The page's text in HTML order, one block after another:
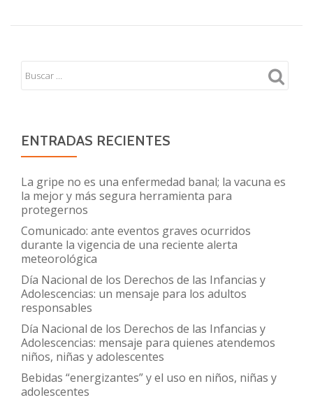
ENTRADAS RECIENTES
La gripe no es una enfermedad banal; la vacuna es
la mejor y más segura herramienta para
protegernos
Comunicado: ante eventos graves ocurridos
durante la vigencia de una reciente alerta
meteorológica
Día Nacional de los Derechos de las Infancias y
Adolescencias: un mensaje para los adultos
responsables
Día Nacional de los Derechos de las Infancias y
Adolescencias: mensaje para quienes atendemos
niños, niñas y adolescentes
Bebidas “energizantes” y el uso en niños, niñas y
adolescentes